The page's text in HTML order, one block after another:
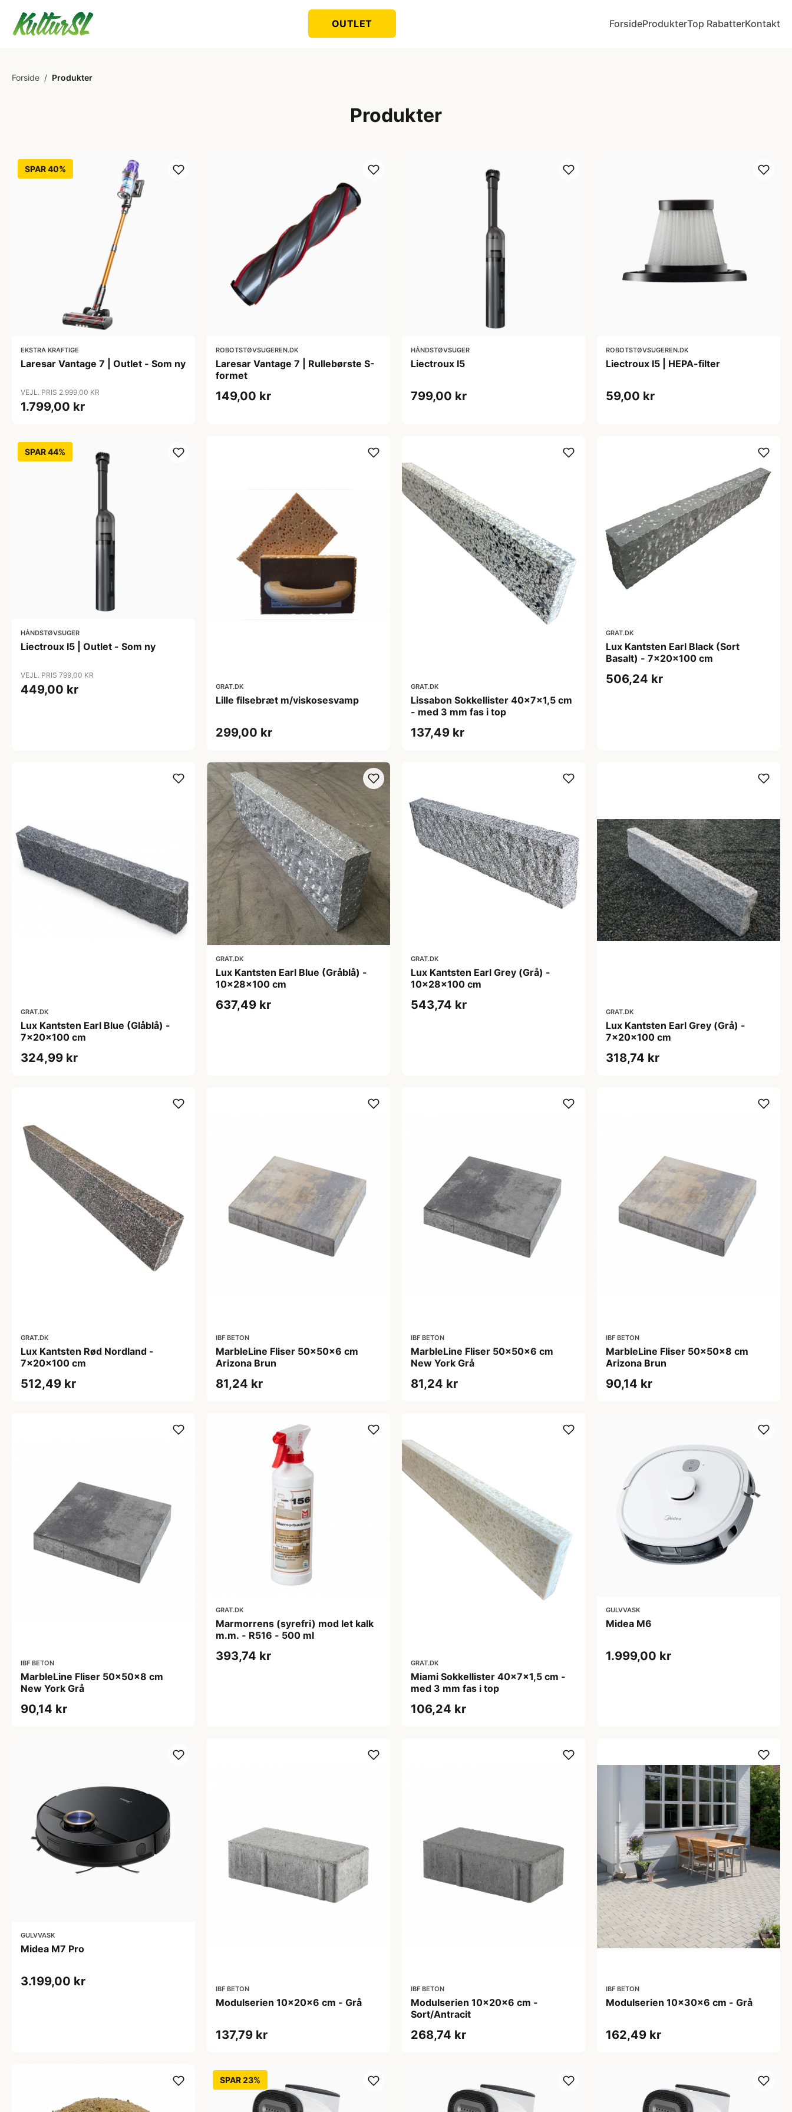
OUTLET ForsideProdukterTop RabatterKontakt
Forside / Produkter
Produkter
SPAR 40%
EKSTRA KRAFTIGE
Laresar Vantage 7 | Outlet - Som ny
VEJL. PRIS 2.999,00 KR
1.799,00 kr
ROBOTSTØVSUGEREN.DK
Laresar Vantage 7 | Rullebørste S-
formet
149,00 kr
HÅNDSTØVSUGER
Liectroux I5
799,00 kr
ROBOTSTØVSUGEREN.DK
Liectroux I5 | HEPA-filter
59,00 kr
SPAR 44%
HÅNDSTØVSUGER
Liectroux I5 | Outlet - Som ny
VEJL. PRIS 799,00 KR
449,00 kr GRAT.DK
Lille filsebræt m/viskosesvamp
299,00 kr
GRAT.DK
Lissabon Sokkellister 40x7x1,5 cm
- med 3 mm fas i top
137,49 kr
GRAT.DK
Lux Kantsten Earl Black (Sort
Basalt) - 7x20x100 cm
506,24 kr
GRAT.DK
Lux Kantsten Earl Blue (Glåblå) -
7x20x100 cm
324,99 kr
GRAT.DK
Lux Kantsten Earl Blue (Gråblå) -
10x28x100 cm
637,49 kr
GRAT.DK
Lux Kantsten Earl Grey (Grå) -
10x28x100 cm
543,74 kr
GRAT.DK
Lux Kantsten Earl Grey (Grå) -
7x20x100 cm
318,74 kr
GRAT.DK
Lux Kantsten Rød Nordland -
7x20x100 cm
512,49 kr
IBF BETON
MarbleLine Fliser 50x50x6 cm
Arizona Brun
81,24 kr
IBF BETON
MarbleLine Fliser 50x50x6 cm
New York Grå
81,24 kr
IBF BETON
MarbleLine Fliser 50x50x8 cm
Arizona Brun
90,14 kr
IBF BETON
MarbleLine Fliser 50x50x8 cm
New York Grå
90,14 kr
GRAT.DK
Marmorrens (syrefri) mod let kalk
m.m. - R516 - 500 ml
393,74 kr
GRAT.DK
Miami Sokkellister 40x7x1,5 cm -
med 3 mm fas i top
106,24 kr
GULVVASK
Midea M6
1.999,00 kr
GULVVASK
Midea M7 Pro
3.199,00 kr
IBF BETON
Modulserien 10x20x6 cm - Grå
137,79 kr
IBF BETON
Modulserien 10x20x6 cm -
Sort/Antracit
268,74 kr
IBF BETON
Modulserien 10x30x6 cm - Grå
162,49 kr
SPAR 23%